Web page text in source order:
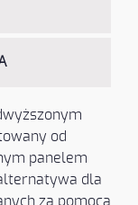
od
panelem
dla
za pomocą